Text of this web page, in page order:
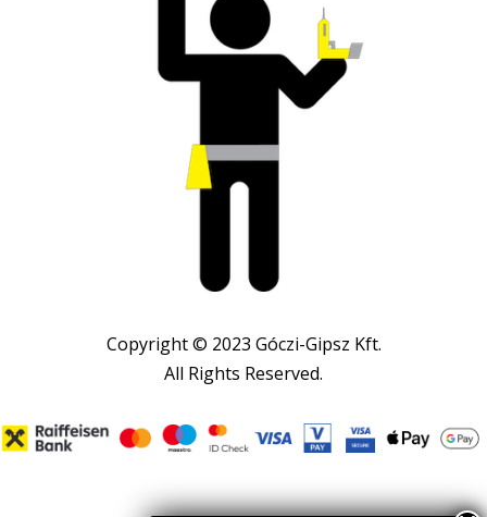
Copyright © 2023 Góczi-Gipsz Kft.
All Rights Reserved.